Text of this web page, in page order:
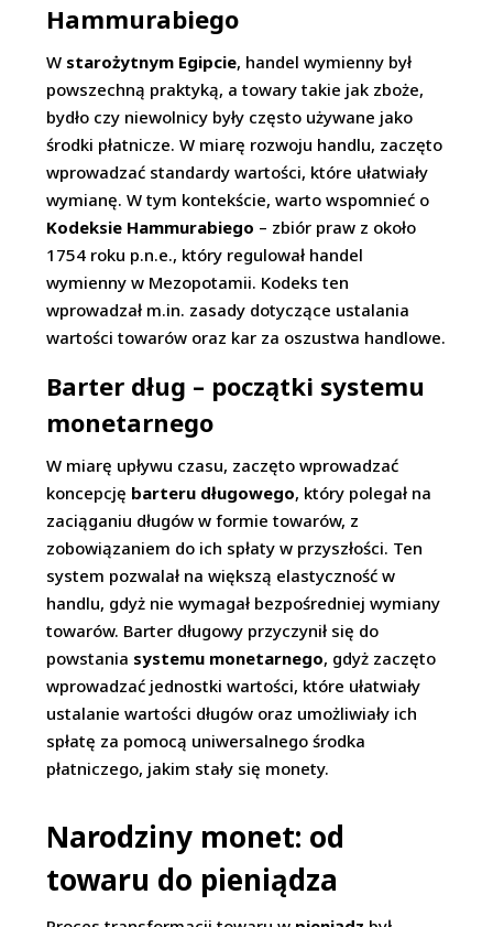
Hammurabiego
W starożytnym Egipcie, handel wymienny był
powszechną praktyką, a towary takie jak zboże,
bydło czy niewolnicy były często używane jako
środki płatnicze. W miarę rozwoju handlu, zaczęto
wprowadzać standardy wartości, które ułatwiały
wymianę. W tym kontekście, warto wspomnieć o
Kodeksie Hammurabiego – zbiór praw z około
1754 roku p.n.e., który regulował handel
wymienny w Mezopotamii. Kodeks ten
wprowadzał m.in. zasady dotyczące ustalania
wartości towarów oraz kar za oszustwa handlowe.
Barter dług – początki systemu
monetarnego
W miarę upływu czasu, zaczęto wprowadzać
koncepcję barteru długowego, który polegał na
zaciąganiu długów w formie towarów, z
zobowiązaniem do ich spłaty w przyszłości. Ten
system pozwalał na większą elastyczność w
handlu, gdyż nie wymagał bezpośredniej wymiany
towarów. Barter długowy przyczynił się do
powstania systemu monetarnego, gdyż zaczęto
wprowadzać jednostki wartości, które ułatwiały
ustalanie wartości długów oraz umożliwiały ich
spłatę za pomocą uniwersalnego środka
płatniczego, jakim stały się monety.
Narodziny monet: od
towaru do pieniądza